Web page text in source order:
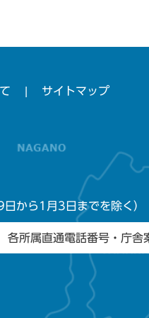
サイトマップ
から1月3日までを除く）
各所属直通電話番号・庁舎